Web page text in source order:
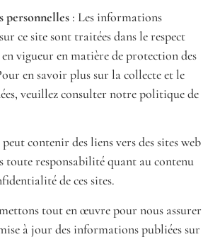
personnelles : Les informations
ce site sont traitées dans le respect
vigueur en matière de protection des
en savoir plus sur la collecte et le
veuillez consulter notre politique de
peut contenir des liens vers des sites web
toute responsabilité quant au contenu
de ces sites.
tout en œuvre pour nous assurer
à jour des informations publiées sur